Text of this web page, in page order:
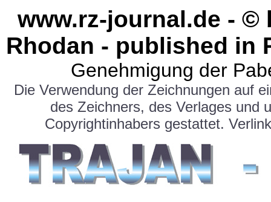
www.rz-journal.de - ©
Rhodan - published in
Genehmigung der
Die Verwendung der Zeichnungen auf
des Zeichners, des Verlages und
Copyrightinhabers gestattet.